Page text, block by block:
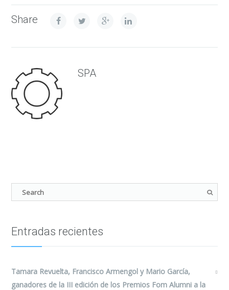
Share
SPA
Entradas recientes
Tamara Revuelta, Francisco Armengol y Mario García,
ganadores de la III edición de los Premios Fom Alumni a la